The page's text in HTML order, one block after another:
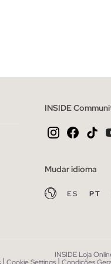
INSIDE
Mudar idioma
ES PT
INSIDE Loja
| |